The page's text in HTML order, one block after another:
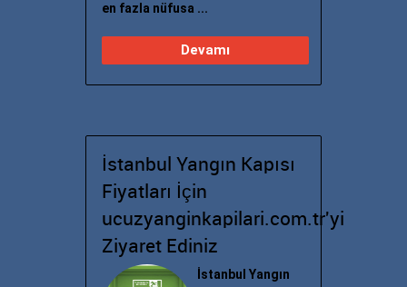
en fazla nüfusa ...
Devamı
İstanbul Yangın Kapısı
Fiyatları İçin
ucuzyanginkapilari.com.tr'yi
Ziyaret Ediniz
İstanbul Yangın